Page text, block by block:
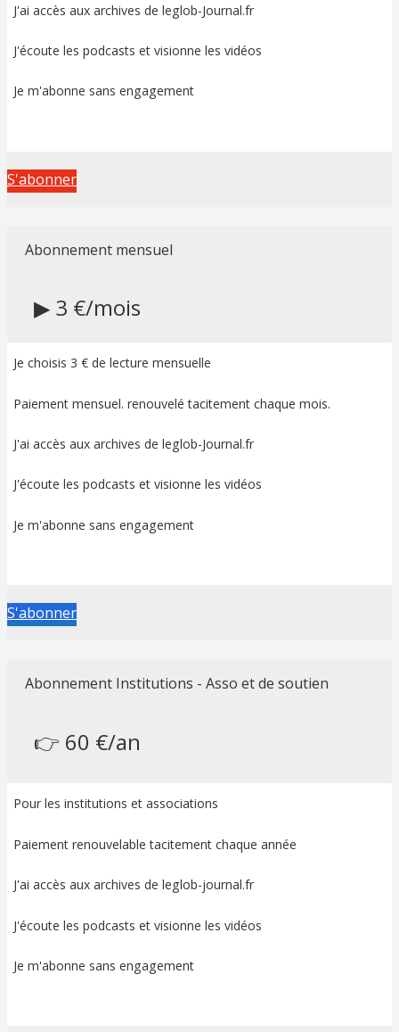
J'ai accès aux archives de leglob-Journal.fr
J'écoute les podcasts et visionne les vidéos
Je m'abonne sans engagement
S'abonner
Abonnement mensuel
▶ 3 €/mois
Je choisis 3 € de lecture mensuelle
Paiement mensuel. renouvelé tacitement chaque mois.
J'ai accès aux archives de leglob-Journal.fr
J'écoute les podcasts et visionne les vidéos
Je m'abonne sans engagement
S'abonner
Abonnement Institutions - Asso et de soutien
👉 60 €/an
Pour les institutions et associations
Paiement renouvelable tacitement chaque année
J'ai accès aux archives de leglob-journal.fr
J'écoute les podcasts et visionne les vidéos
Je m'abonne sans engagement